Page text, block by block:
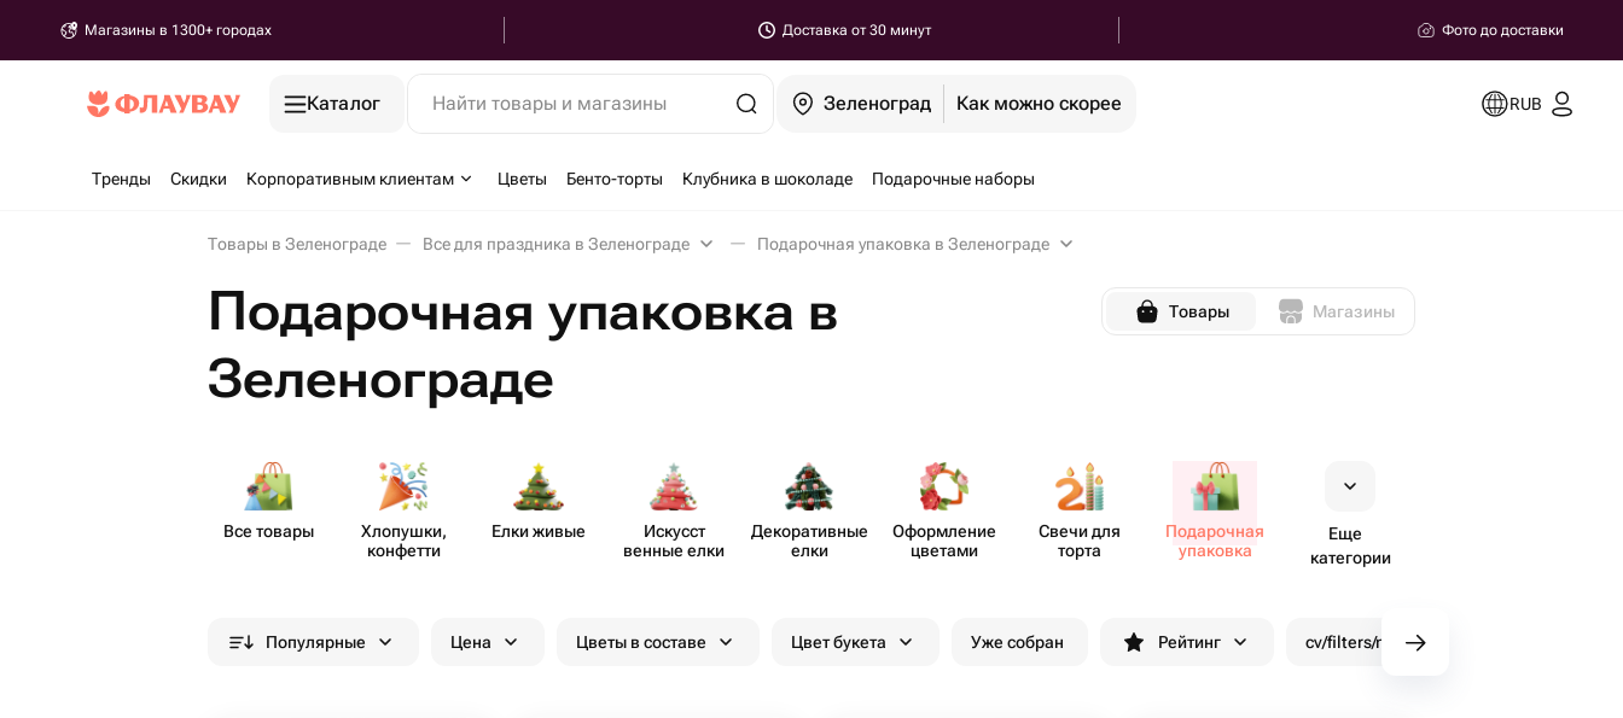
Магазины в 1300+ городах Доставка от 30 минут Фото до доставки
Каталог Найти товары и магазины Зеленоград Как можно скорее RUB
Тренды Скидки Корпоративным клиентам Цветы Бенто-торты Клубника в шоколаде Подарочные наборы
Товары в Зеленограде Все для праздника в Зеленограде Подарочная упаковка в Зеленограде
Подарочная упаковка в
Зеленограде
Товары Магазины
Все товары
Хлопушки,
конфетти
Елки живые
Искусст​
венные елки
Декора​тивные
елки
Офор​мление
цветами
Свечи для
торта
Пода​рочная
упаковка
Еще
категории
Популярные Цена Цветы в составе Цвет букета Уже собран Рейтинг cv/filters/name_fast_delivery